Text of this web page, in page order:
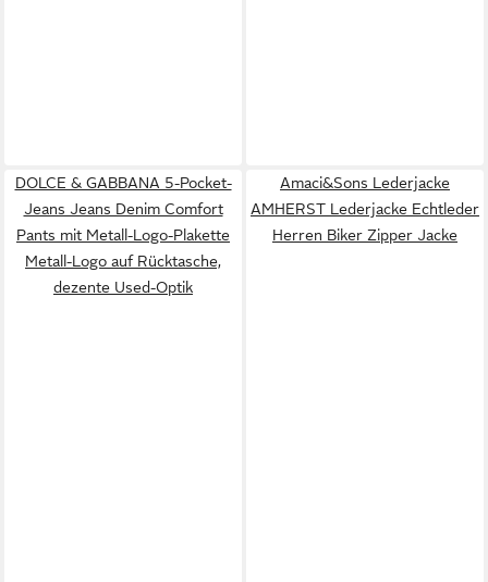
DOLCE & GABBANA 5-Pocket-
Jeans Jeans Denim Comfort
Pants mit Metall-Logo-Plakette
Metall-Logo auf Rücktasche,
dezente Used-Optik
Amaci&Sons Lederjacke
AMHERST Lederjacke Echtleder
Herren Biker Zipper Jacke